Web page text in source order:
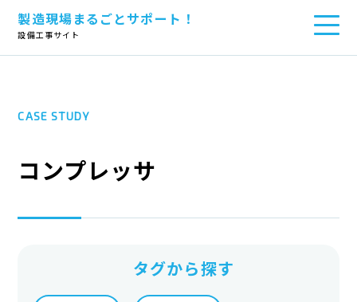
製造現場まるごとサポート！
設備工事サイト
TOP>設備 > コンプレッサ
CASE STUDY
コンプレッサ
タグから探す